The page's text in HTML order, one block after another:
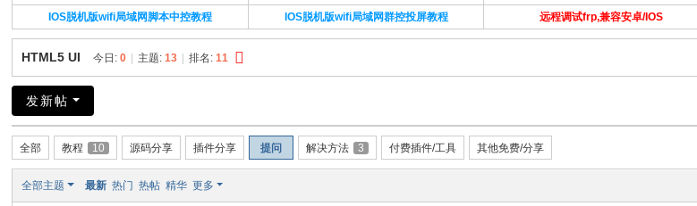
IOS脱机版wifi局域网脚本中控教程
IOS脱机版wifi局域网群控投屏教程 远程调试frp,兼容安卓/IOS
HTML5 UI 今日:0 主题:13 排名:11
发新帖
全部 教程 10 源码分享 插件分享 提问 解决方法 3 付费插件/工具 其他免费/分享
全部主题 最新 热门 热帖 精华 更多